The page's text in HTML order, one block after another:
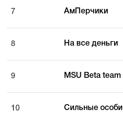
7 АмПерчики
8 На все деньги
9 MSU Beta team
10 Сильные особи